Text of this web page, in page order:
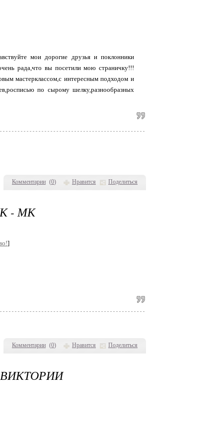
Комментарии (0) Нравится Поделиться
мои дорогие друзья и поклонники
рада,что вы посетили мою страничку!!!
мастерклассом,с интересным подходом и
по сырому шелку,разнообразных
Комментарии (0) Нравится Поделиться
- МК
]